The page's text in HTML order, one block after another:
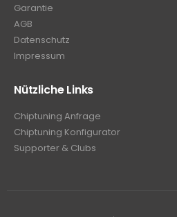
Garantie
AGB
Datenschutz
Impressum
Nützliche Links
Chiptuning Anfrage
Chiptuning Konfigurator
Supporter & Clubs